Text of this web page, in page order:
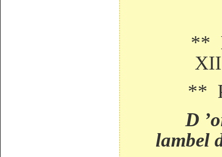
** D
**
D ’or
lambel